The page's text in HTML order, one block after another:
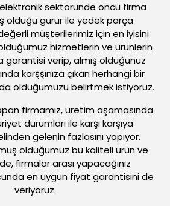
sektöründe öncü firma
olduğu gurur ile yedek parça
müşterilerimiz için en iyisini
hizmetlerin ve ürünlerin
garantisi verip, almış olduğunuz
karşşınıza çıkan herhangi bir
olduğumuzu belirtmek istiyoruz.
firmamız, üretim aşamasında
durumları ile karşı karşıya
gelenin fazlasını yapıyor.
olduğumuz bu kaliteli ürün ve
firmalar arası yapacağınız
en uygun fiyat garantisini de
veriyoruz.